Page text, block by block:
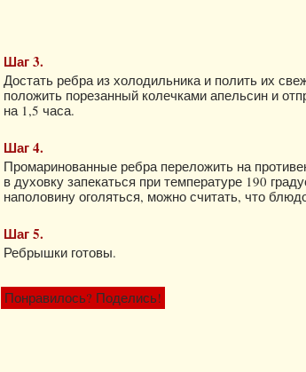
Шаг 3.
Достать ребра из холодильника и полить их
положить порезанный колечками апельсин и
на 1,5 часа.
Шаг 4.
Промаринованные ребра переложить на
в духовку запекаться при температуре 190
наполовину оголяться, можно считать, что
Шаг 5.
Ребрышки готовы.
Понравилось? Поделись!